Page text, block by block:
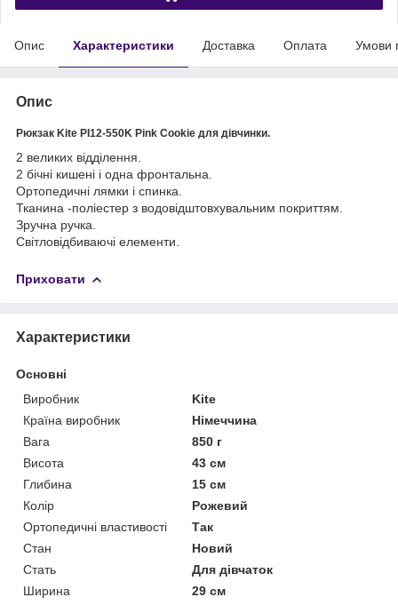
Опис Характеристики Доставка Оплата Умови
Опис
Рюкзак Kite PI12-550K Pink Cookie для дівчинки.
2 великих відділення.
2 бічні кишені і одна фронтальна.
Ортопедичні лямки і спинка.
Тканина -поліестер з водовідштовхувальним покриттям.
Зручна ручка.
Світловідбиваючі елементи.
Приховати
Характеристики
Основні
Виробник
Kite
Країна виробник
Німеччина
Вага
850 г
Висота
43 см
Глибина
15 см
Колір
Рожевий
Ортопедичні властивості
Так
Стан
Новий
Стать
Для дівчаток
Ширина
29 см